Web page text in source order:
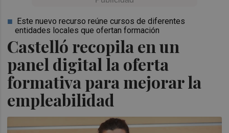
Castelló recopila en un
panel digital la oferta
formativa para mejorar la
empleabilidad
Este nuevo recurso reúne cursos de diferentes
entidades locales que ofertan formación